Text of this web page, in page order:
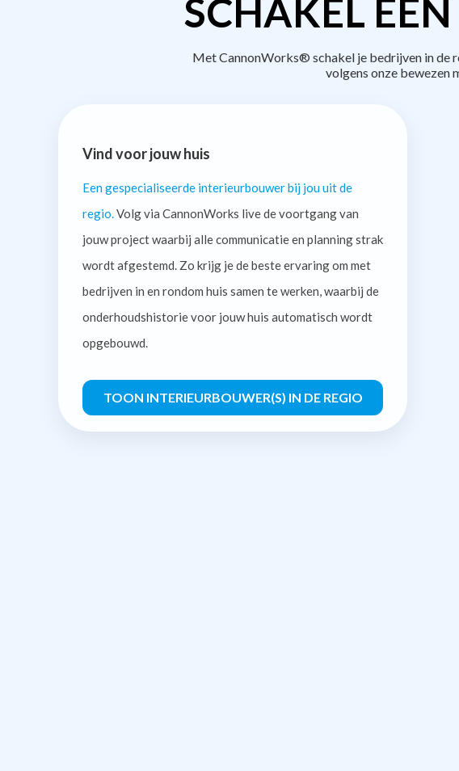
SCHAKEL
Met CannonWorks® schakel je bedrijven in de
volgens onze bewezen
Vind voor jouw huis
Een gespecialiseerde interieurbouwer bij jou uit de
regio. Volg via CannonWorks live de voortgang van
jouw project waarbij alle communicatie en planning strak
wordt afgestemd. Zo krijg je de beste ervaring om met
bedrijven in en rondom huis samen te werken, waarbij de
onderhoudshistorie voor jouw huis automatisch wordt
opgebouwd.
TOON INTERIEURBOUWER(S) IN DE REGIO